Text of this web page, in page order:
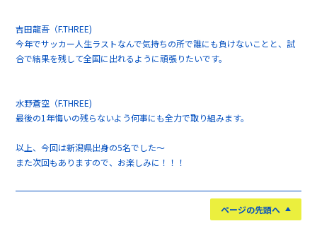
吉田龍吾（F.THREE)
今年でサッカー人生ラストなんで気持ちの所で誰にも負けないことと、試
合で結果を残して全国に出れるように頑張りたいです。
水野蒼空（F.THREE)
最後の1年悔いの残らないよう何事にも全力で取り組みます。
以上、今回は新潟県出身の5名でした〜
また次回もありますので、お楽しみに！！！
ページの先頭へ